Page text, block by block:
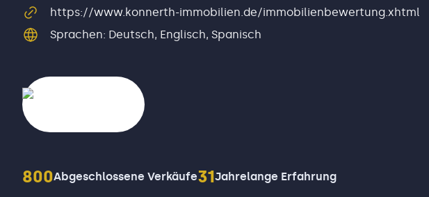
https://www.konnerth-immobilien.de/immobilienbewertung.xhtml
Sprachen: Deutsch, Englisch, Spanisch
800Abgeschlossene Verkäufe31Jahrelange Erfahrung